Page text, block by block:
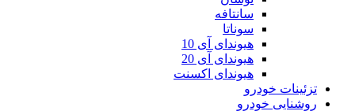
سانتافه
سوناتا
هیوندای آی 10
هیوندای آی 20
هیوندای اکسنت
تزئینات خودرو
روشنایی خودرو